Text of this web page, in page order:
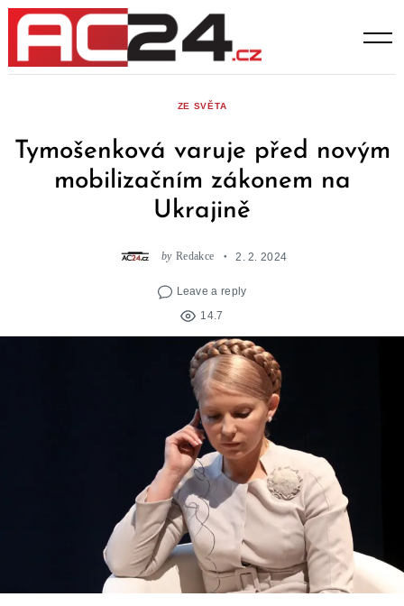
Skip
content
ZE SVĚTA
Tymošenková varuje před novým
mobilizačním zákonem na
Ukrajině
by Redakce 2. 2. 2024
Leave a reply
14.7